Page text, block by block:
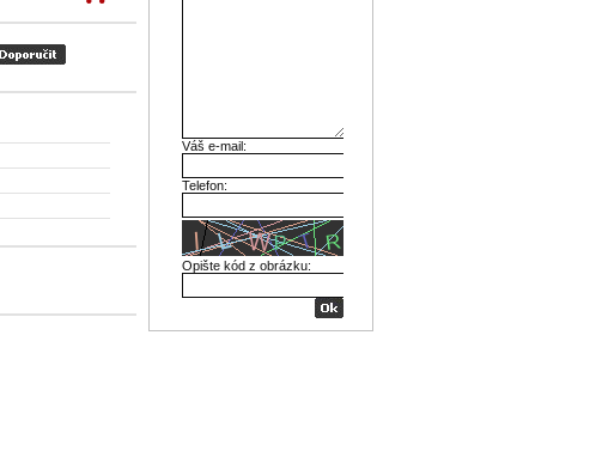
Váš e-mail:
Telefon:
Opište kód z obrázku: